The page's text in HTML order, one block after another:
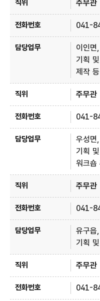
주무관
041-
이인면
기획
제작 등
주무관
041-
우성면
기획
워크숍
주무관
041-
유구읍
기획
주무관
041-